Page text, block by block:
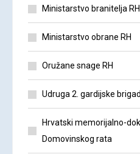
Ministarstvo branitelja RH
Ministarstvo obrane RH
Oružane snage RH
Udruga 2. gardijske
Hrvatski memorijalno-
Domovinskog rata